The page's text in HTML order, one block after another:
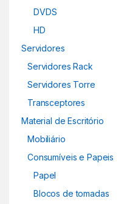
DVDS
HD
Servidores
Servidores Rack
Servidores Torre
Transceptores
Material de Escritório
Mobiliário
Consumíveis e Papeis
Papel
Blocos de tomadas